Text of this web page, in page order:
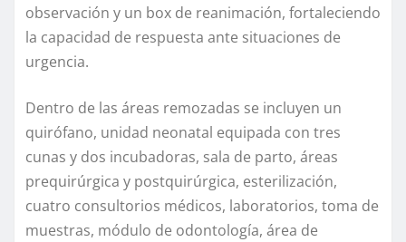
observación y un box de reanimación, fortaleciendo
la capacidad de respuesta ante situaciones de
urgencia.
Dentro de las áreas remozadas se incluyen un
quirófano, unidad neonatal equipada con tres
cunas y dos incubadoras, sala de parto, áreas
prequirúrgica y postquirúrgica, esterilización,
cuatro consultorios médicos, laboratorios, toma de
muestras, módulo de odontología, área de